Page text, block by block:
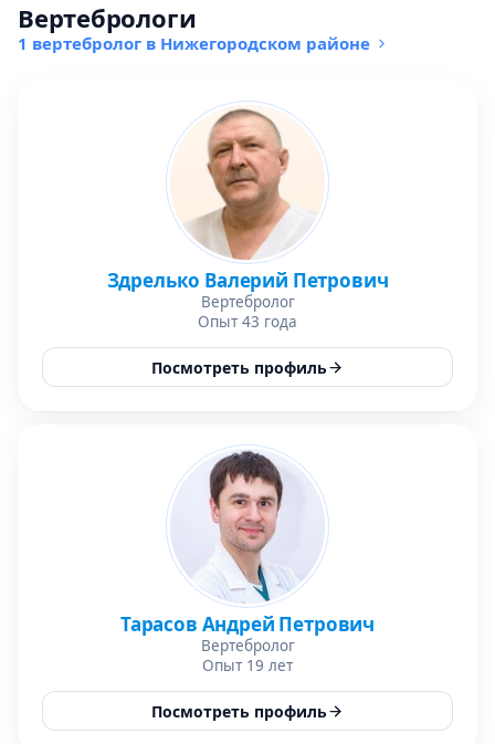
Вертебрологи
1 вертебролог в Нижегородском районе
Здрелько Валерий Петрович
Вертебролог
Опыт 43 года
Посмотреть профиль
Тарасов Андрей Петрович
Вертебролог
Опыт 19 лет
Посмотреть профиль